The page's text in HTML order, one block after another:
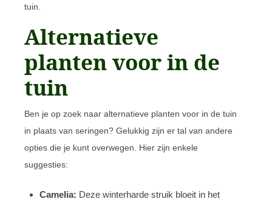
tuin.
Alternatieve
planten voor in de
tuin
Ben je op zoek naar alternatieve planten voor in de tuin
in plaats van seringen? Gelukkig zijn er tal van andere
opties die je kunt overwegen. Hier zijn enkele
suggesties:
Camelia: Deze winterharde struik bloeit in het